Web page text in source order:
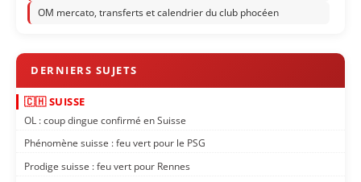
OM mercato, transferts et calendrier du club phocéen
🇨🇭 SUISSE
OL : coup dingue confirmé en Suisse
Phénomène suisse : feu vert pour le PSG
Prodige suisse : feu vert pour Rennes